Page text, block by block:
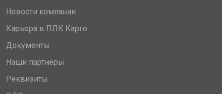
Новости компании
Карьера в ПЛК Карго
Документы
Наши партнеры
Реквизиты